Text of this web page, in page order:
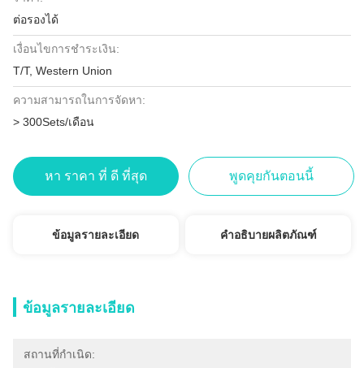
ต่อรองได้
เงื่อนไขการชำระเงิน:
T/T, Western Union
ความสามารถในการจัดหา:
> 300Sets/เดือน
หา ราคา ที่ ดี ที่สุด พูดคุยกันตอนนี้
ข้อมูลรายละเอียด คำอธิบายผลิตภัณฑ์
ข้อมูลรายละเอียด
สถานที่กำเนิด: